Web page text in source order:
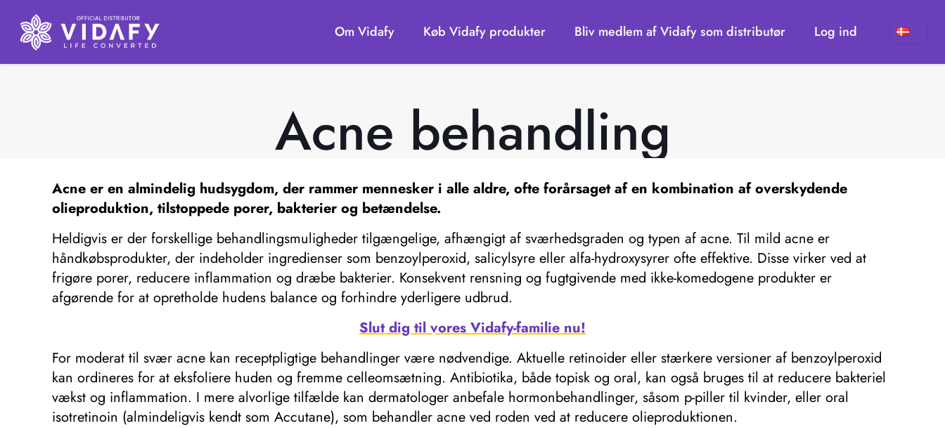
Om Vidafy Køb Vidafy produkter Bliv medlem af Vidafy som distributør Log ind
Acne behandling
Acne er en almindelig hudsygdom, der rammer mennesker i alle aldre, ofte forårsaget af en kombination af overskydende
olieproduktion, tilstoppede porer, bakterier og betændelse.
Heldigvis er der forskellige behandlingsmuligheder tilgængelige, afhængigt af sværhedsgraden og typen af ​​acne. Til mild acne er
håndkøbsprodukter, der indeholder ingredienser som benzoylperoxid, salicylsyre eller alfa-hydroxysyrer ofte effektive. Disse virker ved at
frigøre porer, reducere inflammation og dræbe bakterier. Konsekvent rensning og fugtgivende med ikke-komedogene produkter er
afgørende for at opretholde hudens balance og forhindre yderligere udbrud.
Slut dig til vores Vidafy-familie nu!
For moderat til svær acne kan receptpligtige behandlinger være nødvendige. Aktuelle retinoider eller stærkere versioner af benzoylperoxid
kan ordineres for at eksfoliere huden og fremme celleomsætning. Antibiotika, både topisk og oral, kan også bruges til at reducere bakteriel
vækst og inflammation. I mere alvorlige tilfælde kan dermatologer anbefale hormonbehandlinger, såsom p-piller til kvinder, eller oral
isotretinoin (almindeligvis kendt som Accutane), som behandler acne ved roden ved at reducere olieproduktionen.